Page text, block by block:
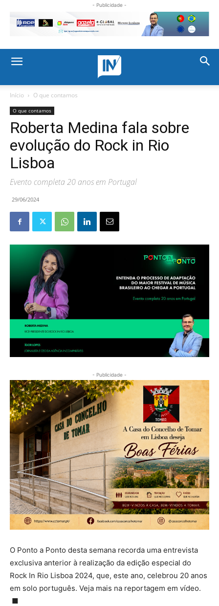
- Publicidade -
Início O que contamos
O que contamos
Roberta Medina fala sobre
evolução do Rock in Rio
Lisboa
Evento completa 20 anos em Portugal
29/06/2024
- Publicidade -
O Ponto a Ponto desta semana recorda uma entrevista
exclusiva anterior à realização da edição especial do
Rock In Rio Lisboa 2024, que, este ano, celebrou 20 anos
em solo português. Veja mais na reportagem em vídeo.
■